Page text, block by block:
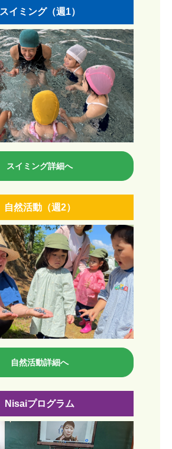
スイミング（週1）
スイミング詳細へ
自然活動（週2）
自然活動詳細へ
Nisaiプログラム